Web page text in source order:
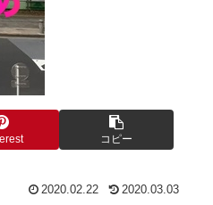
コピー
2020.02.22 2020.03.03